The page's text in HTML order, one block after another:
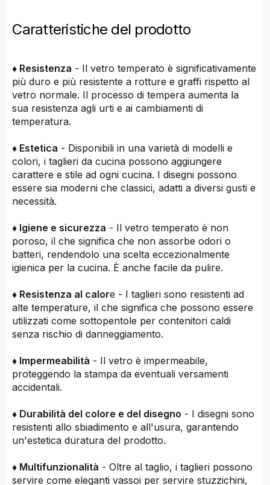
Caratteristiche del prodotto
♦ Resistenza - Il vetro temperato è significativamente
più duro e più resistente a rotture e graffi rispetto al
vetro normale. Il processo di tempera aumenta la
sua resistenza agli urti e ai cambiamenti di
temperatura.
♦ Estetica - Disponibili in una varietà di modelli e
colori, i taglieri da cucina possono aggiungere
carattere e stile ad ogni cucina. I disegni possono
essere sia moderni che classici, adatti a diversi gusti e
necessità.
♦ Igiene e sicurezza - Il vetro temperato è non
poroso, il che significa che non assorbe odori o
batteri, rendendolo una scelta eccezionalmente
igienica per la cucina. È anche facile da pulire.
♦ Resistenza al calore - I taglieri sono resistenti ad
alte temperature, il che significa che possono essere
utilizzati come sottopentole per contenitori caldi
senza rischio di danneggiamento.
♦ Impermeabilità - Il vetro è impermeabile,
proteggendo la stampa da eventuali versamenti
accidentali.
♦ Durabilità del colore e del disegno - I disegni sono
resistenti allo sbiadimento e all'usura, garantendo
un'estetica duratura del prodotto.
♦ Multifunzionalità - Oltre al taglio, i taglieri possono
servire come eleganti vassoi per servire stuzzichini,